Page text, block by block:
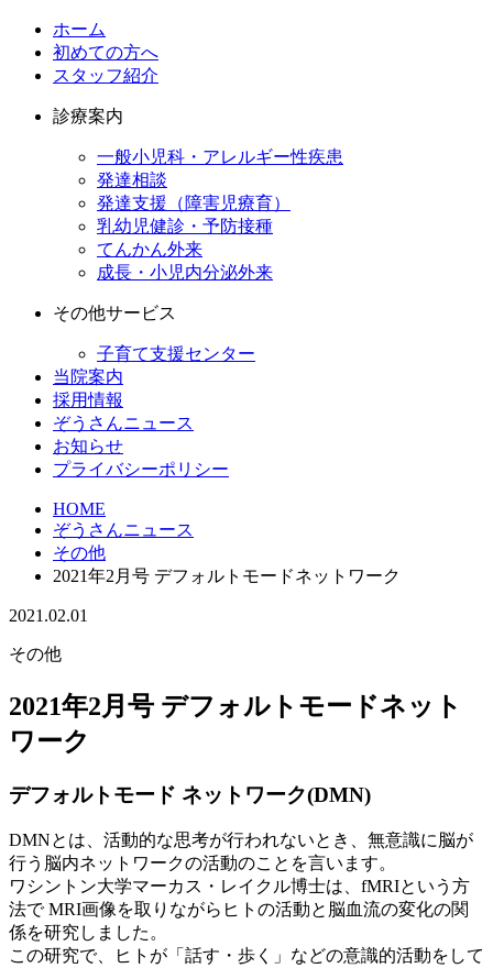
ホーム
初めての方へ
スタッフ紹介
診療案内
一般小児科・アレルギー性疾患
発達相談
発達支援（障害児療育）
乳幼児健診・予防接種
てんかん外来
成長・小児内分泌外来
その他サービス
子育て支援センター
当院案内
採用情報
ぞうさんニュース
お知らせ
プライバシーポリシー
HOME
ぞうさんニュース
その他
2021年2月号 デフォルトモードネットワーク
2021.02.01
その他
2021年2月号 デフォルトモードネット
ワーク
デフォルトモード ネットワーク(DMN)
DMNとは、活動的な思考が行われないとき、無意識に脳が
行う脳内ネットワークの活動のことを言います。
ワシントン大学マーカス・レイクル博士は、fMRIという方
法で MRI画像を取りながらヒトの活動と脳血流の変化の関
係を研究しました。
この研究で、ヒトが「話す・歩く」などの意識的活動をして